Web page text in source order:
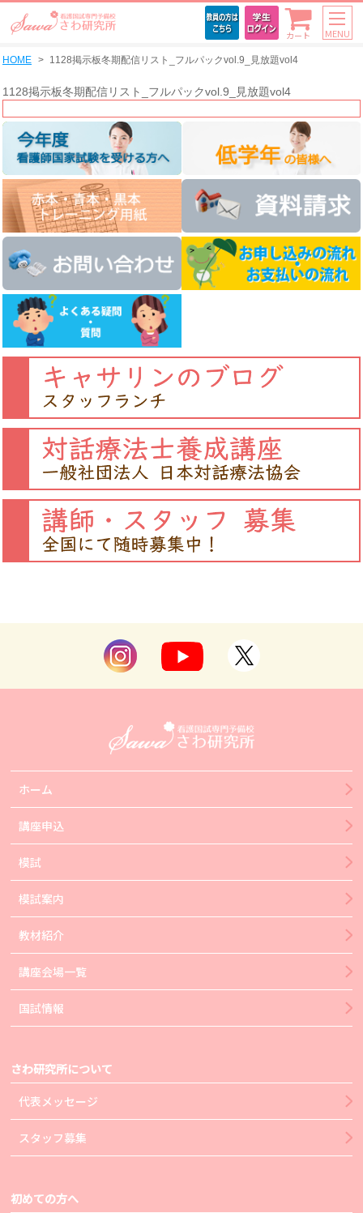
カート MENU
HOME 1128掲示板冬期配信リスト_フルパックvol.9_見放題vol4
1128掲示板冬期配信リスト_フルパックvol.9_見放題vol4
ホーム
講座申込
模試
模試案内
教材紹介
講座会場一覧
国試情報
さわ研究所について
代表メッセージ
スタッフ募集
初めての方へ